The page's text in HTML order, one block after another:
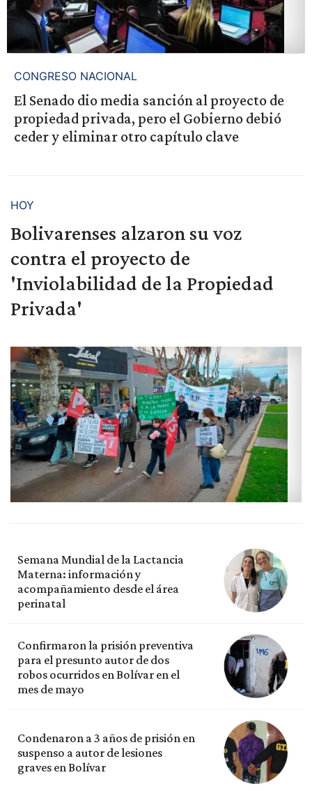
CONGRESO NACIONAL
El Senado dio media sanción al proyecto de
propiedad privada, pero el Gobierno debió
ceder y eliminar otro capítulo clave
HOY
Bolivarenses alzaron su voz
contra el proyecto de
'Inviolabilidad de la Propiedad
Privada'
Semana Mundial de la Lactancia
Materna: información y
acompañamiento desde el área
perinatal
Confirmaron la prisión preventiva
para el presunto autor de dos
robos ocurridos en Bolívar en el
mes de mayo
Condenaron a 3 años de prisión en
suspenso a autor de lesiones
graves en Bolívar